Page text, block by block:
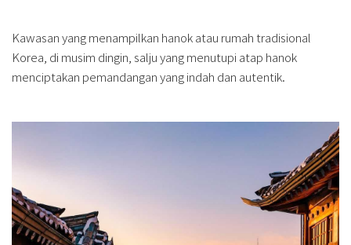
Kawasan yang menampilkan hanok atau rumah tradisional
Korea, di musim dingin, salju yang menutupi atap hanok
menciptakan pemandangan yang indah dan autentik.